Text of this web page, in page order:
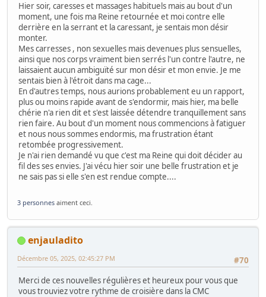
Hier soir, caresses et massages habituels mais au bout d'un
moment, une fois ma Reine retournée et moi contre elle
derrière en la serrant et la caressant, je sentais mon désir
monter.
Mes carresses , non sexuelles mais devenues plus sensuelles,
ainsi que nos corps vraiment bien serrés l'un contre l'autre, ne
laissaient aucun ambiguïté sur mon désir et mon envie. Je me
sentais bien à l'étroit dans ma cage...
En d'autres temps, nous aurions probablement eu un rapport,
plus ou moins rapide avant de s'endormir, mais hier, ma belle
chérie n'a rien dit et s'est laissée détendre tranquillement sans
rien faire. Au bout d'un moment nous commencions à fatiguer
et nous nous sommes endormis, ma frustration étant
retombée progressivement.
Je n'ai rien demandé vu que c'est ma Reine qui doit décider au
fil des ses envies. J'ai vécu hier soir une belle frustration et je
ne sais pas si elle s'en est rendue compte....
3 personnes aiment ceci.
enjauladito
#70
Décembre 05, 2025, 02:45:27 PM
Merci de ces nouvelles régulières et heureux pour vous que
vous trouviez votre rythme de croisière dans la CMC